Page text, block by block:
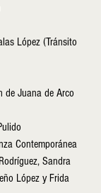
López (Tránsito
de Juana de Arco
Contemporánea
Sandra
López y Frida